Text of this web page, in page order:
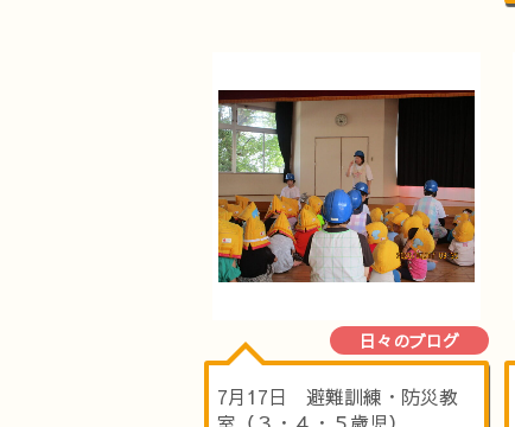
日々のブログ
7月17日 避難訓練・防災教
室（３・４・５歳児）